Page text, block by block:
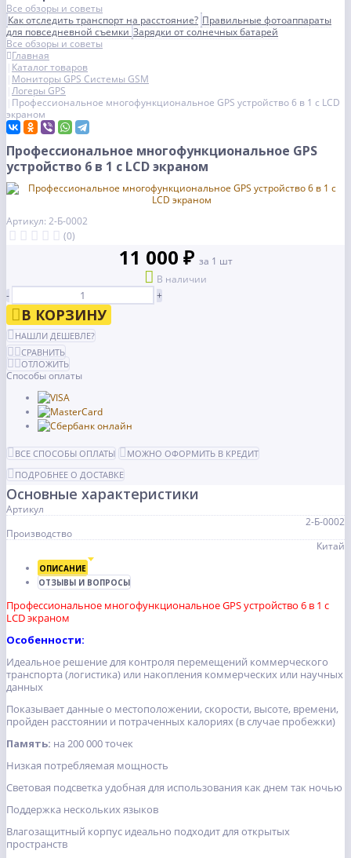
Все обзоры и советы
Как отследить транспорт на расстояние? Правильные фотоаппараты
для повседневной съемкиЗарядки от солнечных батарей
Все обзоры и советы
Главная
Каталог товаров
Мониторы GPS Системы GSM
Логеры GPS
Профессиональное многофункциональное GPS устройство 6 в 1 с LCD
экраном
Профессиональное многофункциональное GPS
устройство 6 в 1 с LCD экраном
Артикул: 2-Б-0002
(0)
11 000 ₽ за 1 шт
В наличии
-
+
В КОРЗИНУ
НАШЛИ ДЕШЕВЛЕ?
СРАВНИТЬ
ОТЛОЖИТЬ
Способы оплаты
ВСЕ СПОСОБЫ ОПЛАТЫ
МОЖНО ОФОРМИТЬ В КРЕДИТ
ПОДРОБНЕЕ О ДОСТАВКЕ
Основные характеристики
Артикул
2-Б-0002
Производство
Китай
ОПИСАНИЕ
ОТЗЫВЫ И ВОПРОСЫ
Профессиональное многофункциональное GPS устройство 6 в 1 с
LCD экраном
Особенности:
Идеальное решение для контроля перемещений коммерческого
транспорта (логистика) или накопления коммерческих или научных
данных
Показывает данные о местоположении, скорости, высоте, времени,
пройден расстоянии и потраченных калориях (в случае пробежки)
Память: на 200 000 точек
Низкая потребляемая мощность
Световая подсветка удобная для использования как днем так ночью
Поддержка нескольких языков
Влагозащитный корпус идеально подходит для открытых
пространств